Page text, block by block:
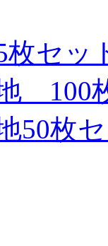
枚セ
100
50枚